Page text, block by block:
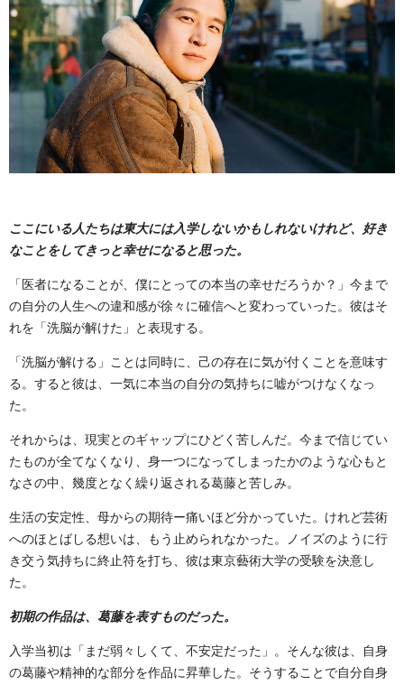
ここにいる人たちは東大には入学しないかもしれないけれど、好き
なことをしてきっと幸せになると思った。
「医者になることが、僕にとっての本当の幸せだろうか？」今まで
の自分の人生への違和感が徐々に確信へと変わっていった。彼はそ
れを「洗脳が解けた」と表現する。
「洗脳が解ける」ことは同時に、己の存在に気が付くことを意味す
る。すると彼は、一気に本当の自分の気持ちに嘘がつけなくなっ
た。
それからは、現実とのギャップにひどく苦しんだ。今まで信じてい
たものが全てなくなり、身一つになってしまったかのような心もと
なさの中、幾度となく繰り返される葛藤と苦しみ。
生活の安定性、母からの期待ー痛いほど分かっていた。けれど芸術
へのほとばしる想いは、もう止められなかった。ノイズのように行
き交う気持ちに終止符を打ち、彼は東京藝術大学の受験を決意し
た。
初期の作品は、葛藤を表すものだった。
入学当初は「まだ弱々しくて、不安定だった」。そんな彼は、自身
の葛藤や精神的な部分を作品に昇華した。そうすることで自分自身